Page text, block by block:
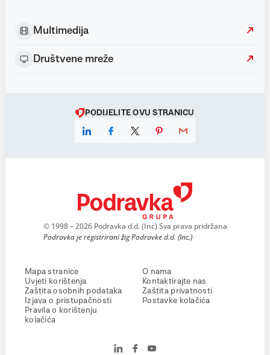
Multimedija
Društvene mreže
PODIJELITE OVU STRANICU
© 1998 – 2026 Podravka d.d. (Inc) Sva prava pridržana
Podravka je registrirani žig Podravke d.d. (Inc.)
Mapa stranice
Uvjeti korištenja
Zaštita osobnih podataka
Izjava o pristupačnosti
Pravila o korištenju
kolačića
O nama
Kontaktirajte nas
Zaštita privatnosti
Postavke kolačića